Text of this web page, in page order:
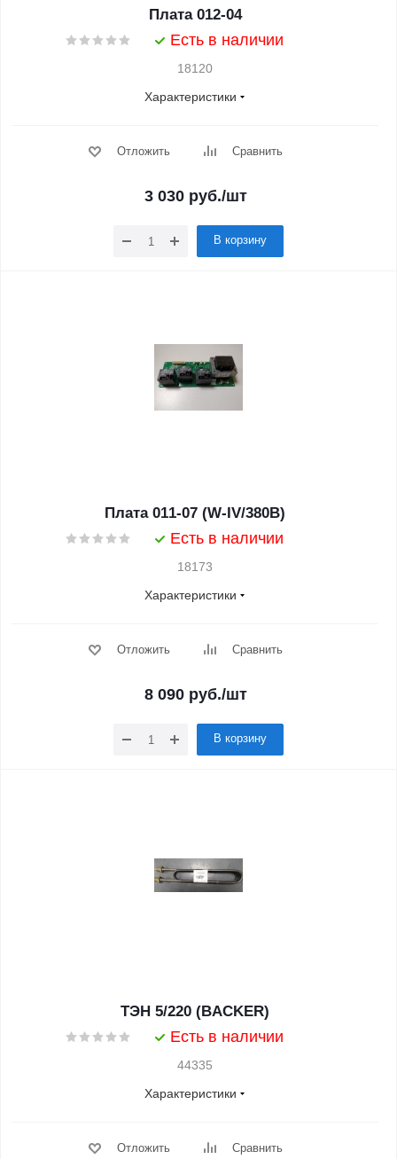
Плата 012-04
Есть в наличии
18120
Характеристики
Отложить Сравнить
3 030руб./шт
В корзину
Плата 011-07 (W-IV/380В)
Есть в наличии
18173
Характеристики
Отложить Сравнить
8 090руб./шт
В корзину
ТЭН 5/220 (BACKER)
Есть в наличии
44335
Характеристики
Отложить Сравнить